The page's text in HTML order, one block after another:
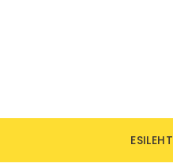
ESILEHT